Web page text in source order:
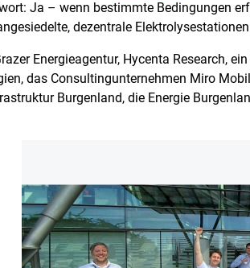
Ja – wenn bestimmte Bedingungen
dezentrale
Energieagentur, Hycenta Research,
das Consultingunternehmen Miro
Burgenland, die Energie